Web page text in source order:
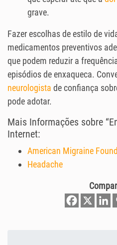
grave.
Fazer escolhas de estilo de
medicamentos preventivos
que podem reduzir a
episódios de enxaqueca.
neurologista de confiança
pode adotar.
Mais Informações sobre
Internet:
American Migraine
Headache